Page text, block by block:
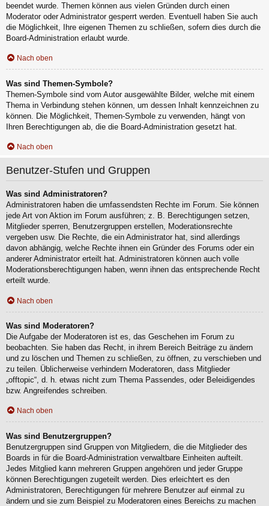
beendet wurde. Themen können aus vielen Gründen durch einen
Moderator oder Administrator gesperrt werden. Eventuell haben Sie auch
die Möglichkeit, Ihre eigenen Themen zu schließen, sofern dies durch die
Board-Administration erlaubt wurde.
Nach oben
Was sind Themen-Symbole?
Themen-Symbole sind vom Autor ausgewählte Bilder, welche mit einem
Thema in Verbindung stehen können, um dessen Inhalt kennzeichnen zu
können. Die Möglichkeit, Themen-Symbole zu verwenden, hängt von
Ihren Berechtigungen ab, die die Board-Administration gesetzt hat.
Nach oben
Benutzer-Stufen und Gruppen
Was sind Administratoren?
Administratoren haben die umfassendsten Rechte im Forum. Sie können
jede Art von Aktion im Forum ausführen; z. B. Berechtigungen setzen,
Mitglieder sperren, Benutzergruppen erstellen, Moderationsrechte
vergeben usw. Die Rechte, die ein Administrator hat, sind allerdings
davon abhängig, welche Rechte ihnen ein Gründer des Forums oder ein
anderer Administrator erteilt hat. Administratoren können auch volle
Moderationsberechtigungen haben, wenn ihnen das entsprechende Recht
erteilt wurde.
Nach oben
Was sind Moderatoren?
Die Aufgabe der Moderatoren ist es, das Geschehen im Forum zu
beobachten. Sie haben das Recht, in ihrem Bereich Beiträge zu ändern
und zu löschen und Themen zu schließen, zu öffnen, zu verschieben und
zu teilen. Üblicherweise verhindern Moderatoren, dass Mitglieder
„offtopic“, d. h. etwas nicht zum Thema Passendes, oder Beleidigendes
bzw. Angreifendes schreiben.
Nach oben
Was sind Benutzergruppen?
Benutzergruppen sind Gruppen von Mitgliedern, die die Mitglieder des
Boards in für die Board-Administration verwaltbare Einheiten aufteilt.
Jedes Mitglied kann mehreren Gruppen angehören und jeder Gruppe
können Berechtigungen zugeteilt werden. Dies erleichtert es den
Administratoren, Berechtigungen für mehrere Benutzer auf einmal zu
ändern und sie zum Beispiel zu Moderatoren eines Bereichs zu machen